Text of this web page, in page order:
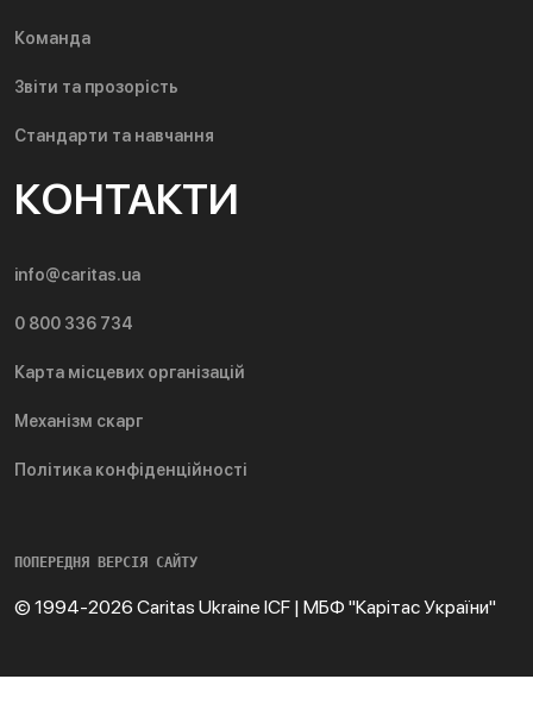
Команда
Звіти та прозорість
Стандарти та навчання
КОНТАКТИ
info@caritas.ua
0 800 336 734
Карта місцевих організацій
Механізм скарг
Політика конфіденційності
ПОПЕРЕДНЯ ВЕРСІЯ САЙТУ
© 1994-2026 Caritas Ukraine ICF | МБФ "Карітас України"